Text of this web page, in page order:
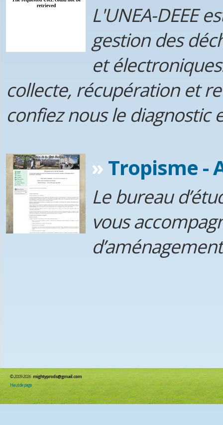
L'UNEA-DEEE
gestion des
et
collecte, récupération et
confiez nous le diagnostic
» Tropisme -
Le bureau
vous
©2009-2026 mightyprods@gmail.com
Haut de page